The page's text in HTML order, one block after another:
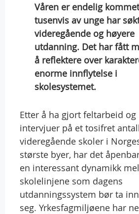
Våren er endelig
tusenvis av unge har
videregående og høyere
utdanning. Det har fått
å reflektere over
enorme innflytelse i
skolesystemet.
Etter å ha gjort feltarbeid og
intervjuer på et tosifret antall
videregående skoler i
største byer, har det
en interessant dynamikk
skolelinjene som dagens
utdanningssystem bør ta
seg. Yrkesfagmiljøene har